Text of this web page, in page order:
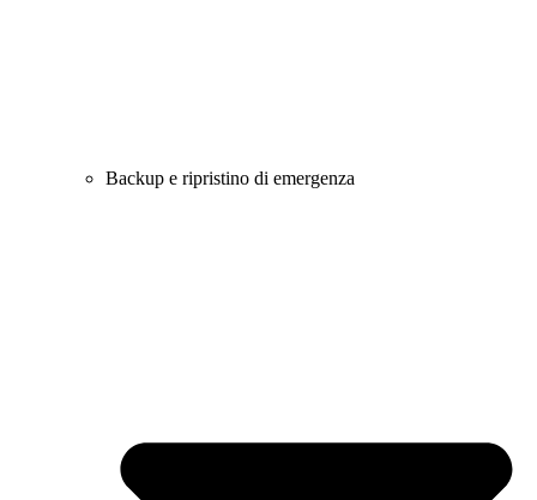
Backup e ripristino di emergenza